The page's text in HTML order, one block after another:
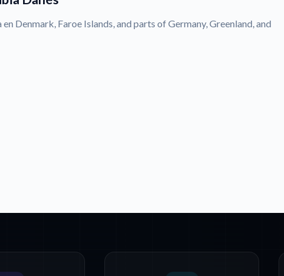
en Denmark, Faroe Islands, and parts of Germany, Greenland, and